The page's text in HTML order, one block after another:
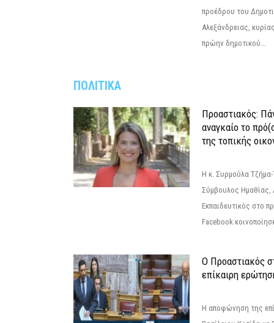
προέδρου του
Αλεξάνδρειας,
πρώην δημοτικού...
ΠΟΛΙΤΙΚΑ
Προαστιακός:
αναγκαίο το
της τοπικής
Η κ. Συρμούλα
Σύμβουλος Ημαθίας,
Εκπαιδευτικός στο
Facebook
Ο Προαστιακός
επίκαιρη
Η αποφώνηση της